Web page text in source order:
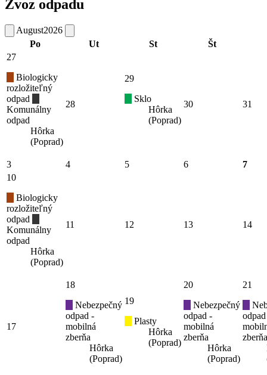
Zvoz odpadu
August2026
Po
Ut St Št
27
Biologicky
rozložiteľný
odpad
Komunálny
odpad
Hôrka
(Poprad)
28
29
Sklo
Hôrka
(Poprad)
30 31
3 4 5 6
7
10
Biologicky
rozložiteľný
odpad
Komunálny
odpad
Hôrka
(Poprad)
11 12 13 14
17
18
Nebezpečný
odpad -
mobilná
zberňa
Hôrka
(Poprad)
19
Plasty
Hôrka
(Poprad)
20
Nebezpečný
odpad -
mobilná
zberňa
Hôrka
(Poprad)
21
zberňa